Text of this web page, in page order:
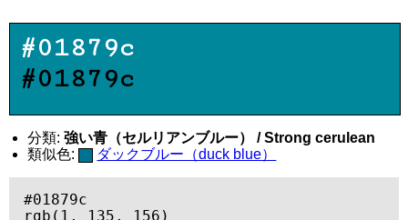
#01879c
#01879c
分類: 強い青（セルリアンブルー） / Strong cerulean
類似色:
ダックブルー（duck blue）
#01879c
rgb(1, 135, 156)